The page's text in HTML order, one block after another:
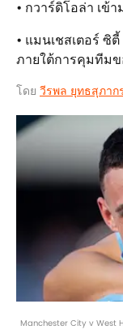
• กวาร์ดิโอล่า เข้
• แมนเชสเตอร์ ซิ
ภายใต้การคุมทีมข
โดย วีรพล ยุทธสุภาก
Manchester City v West